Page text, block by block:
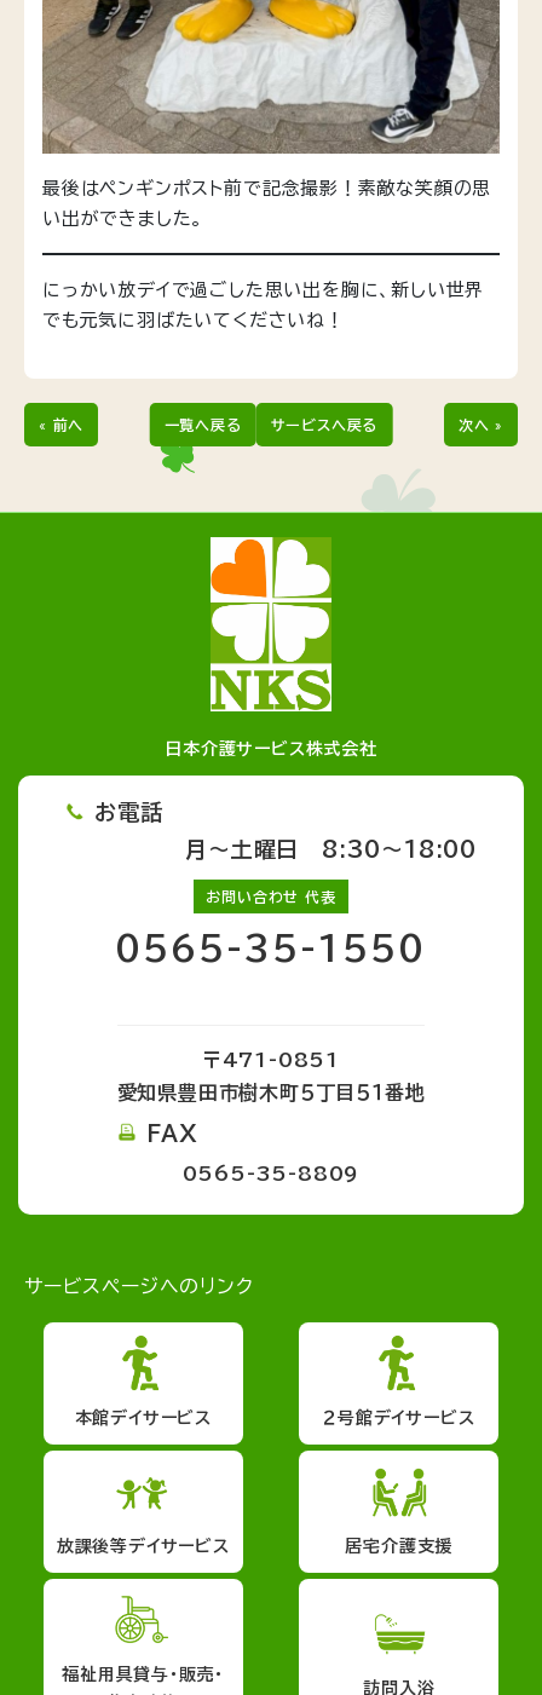
最後はペンギンポスト前で記念撮影！素敵な笑顔の思
い出ができました。
にっかい放デイで過ごした思い出を胸に、新しい世界
でも元気に羽ばたいてくださいね！
« 前へ 一覧へ戻る サービスへ戻る 次へ »
日本介護サービス株式会社
お電話
月～土曜日 8:30～18:00
お問い合わせ 代表
0565-35-1550
〒471-0851
愛知県豊田市樹木町５丁目５１番地
FAX
0565-35-8809
サービスページへのリンク
本館デイサービス ２号館デイサービス
放課後等デイサービス 居宅介護支援
福祉用具貸与・販売・
訪問入浴